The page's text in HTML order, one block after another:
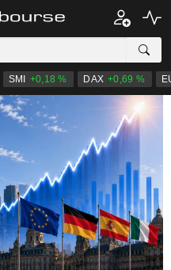
SMI +0,18 % DAX +0,69 %